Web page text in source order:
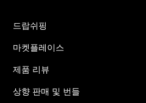
드랍쉬핑
마켓플레이스
제품 리뷰
상향 판매 및 번들